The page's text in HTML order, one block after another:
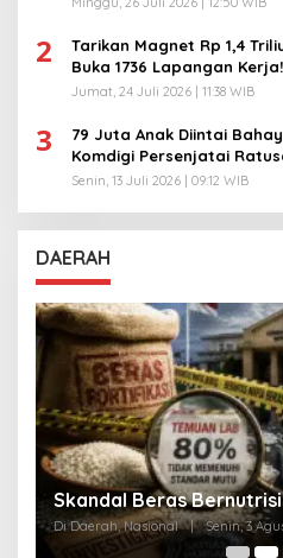
2
Tarikan Magnet Rp 1,4
Buka 1736 Lapangan Kerja!
Jumat, 24 Juli 2026 | 11:38 WIB
3
79 Juta Anak Diintai
Komdigi Persenjatai
Senin, 13 Juli 2026 | 09:12 WIB
DAERAH
Skandal Beras
Di Daerah, Nasional | Senin, 3